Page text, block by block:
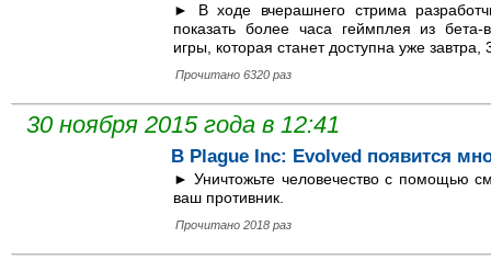
► В ходе вчерашнего стрима
показать более часа геймплея из бета-
игры, которая станет доступна уже завтра,
Прочитано 6320 раз
30 ноября 2015 года в 12:41
В Plague Inc: Evolved появится
► Уничтожьте человечество с помощью
ваш противник.
Прочитано 2018 раз